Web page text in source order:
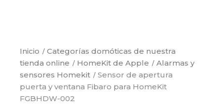
Inicio
Categorías domóticas de nuestra
tienda online
HomeKit de Apple
Alarmas y
sensores Homekit
Sensor de apertura
puerta y ventana Fibaro para HomeKit
FGBHDW-002